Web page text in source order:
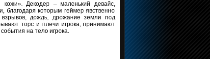
кожи». Декодер – маленький девайс,
благодаря которым геймер явственно
дождь, дрожание земли под
торс и плечи игрока, принимают
на тело игрока.